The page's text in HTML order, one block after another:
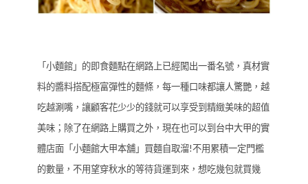
「小麵館」的即食麵點在網路上已經闖出一番名號，真材實
料的醬料搭配極富彈性的麵條，每一種口味都讓人驚艷，越
吃越涮嘴，讓顧客花少少的錢就可以享受到精緻美味的超值
美味；除了在網路上購買之外，現在也可以到台中大甲的實
體店面「小麵館大甲本舖」買麵自取溜!不用累積一定門檻
的數量，不用望穿秋水的等待貨運到來，想吃幾包就買幾